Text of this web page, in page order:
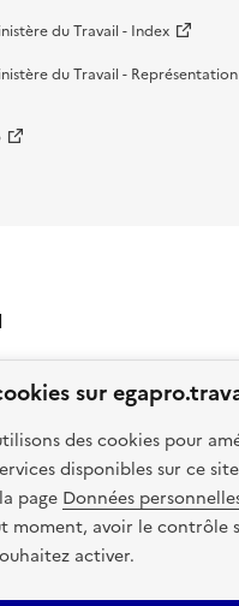
sur
des cookies pour
disponibles sur ce
page Données
moment, avoir le contrôle
activer.
du Travail - Index
du Travail -
équipes de la fabrique
public.fr